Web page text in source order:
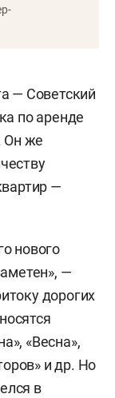
— Советский
по аренде
Он же
—
нового
—
дорогих
«Весна»,
и др. Но
в